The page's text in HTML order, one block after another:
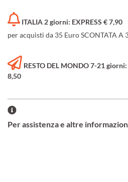
ITALIA 2 giorni: EXPRESS € 7,90
per acquisti da 35 Euro SCONTATA A
RESTO DEL MONDO 7-21
8,50
Per assistenza e altre